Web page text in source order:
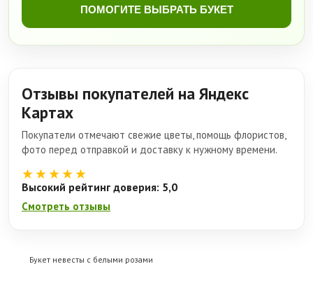
ПОМОГИТЕ ВЫБРАТЬ БУКЕТ
Отзывы покупателей на Яндекс
Картах
Покупатели отмечают свежие цветы, помощь флористов,
фото перед отправкой и доставку к нужному времени.
★★★★★
Высокий рейтинг доверия: 5,0
Смотреть отзывы
Букет невесты с белыми розами